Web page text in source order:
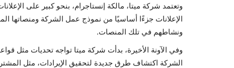
وتعتمد شركة ميتا، مالكة إنستاجرام، بنحو كبير على
الإعلانات جزءًا أساسيًا من نموذج عمل الشركة ومنصاتها
ونشاطهم في تلك المنصات.
وفي الآونة الأخيرة، بدأت شركة ميتا تواجه تحديات مثل
الشركة اكتشاف طرق جديدة لتحقيق الإيرادات، مثل